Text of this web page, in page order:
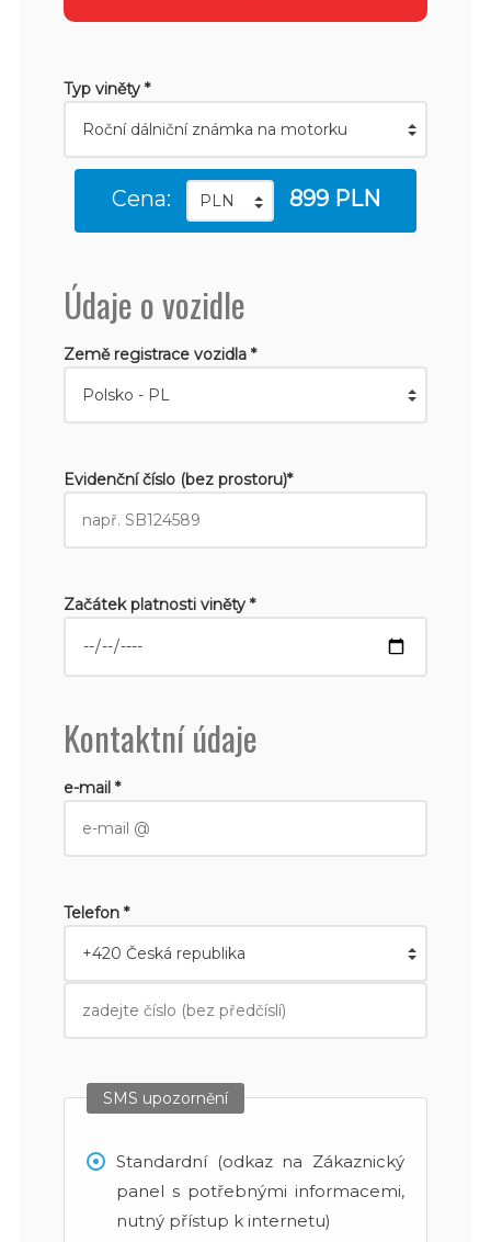
Typ viněty *
Cena: 899 PLN
Údaje o vozidle
Země registrace vozidla *
Evidenční číslo (bez prostoru)*
Začátek platnosti viněty *
Kontaktní údaje
e-mail *
Telefon *
SMS upozornění
Standardní (odkaz na Zákaznický
panel s potřebnými informacemi,
nutný přístup k internetu)